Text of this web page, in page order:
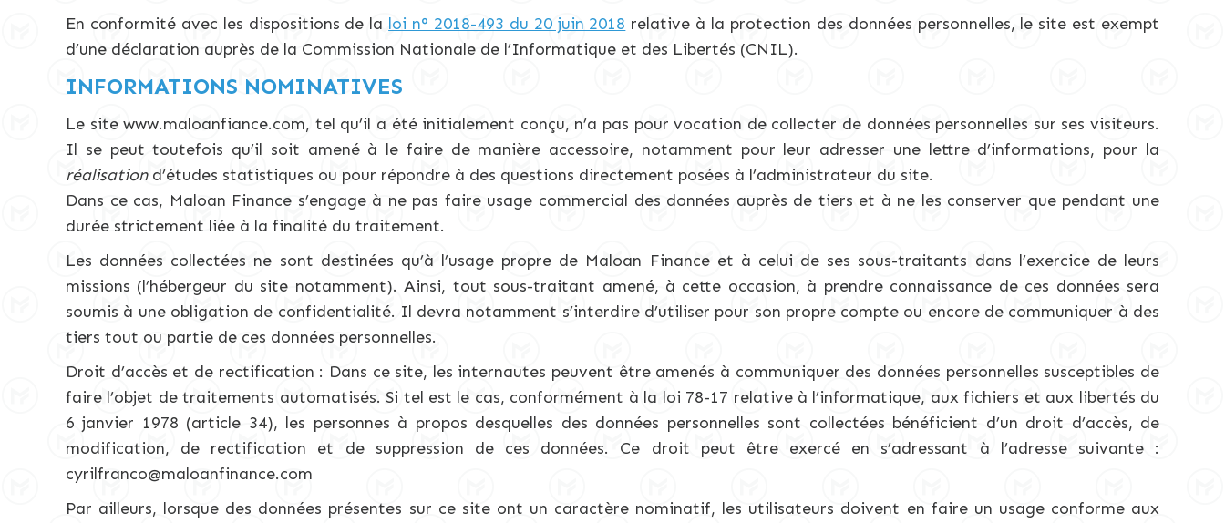
En conformité avec les dispositions de la loi n° 2018-493 du 20 juin 2018 relative à la protection des données personnelles, le site est exempt
d’une déclaration auprès de la Commission Nationale de l’Informatique et des Libertés (CNIL).
INFORMATIONS NOMINATIVES
Le site www.maloanfiance.com, tel qu’il a été initialement conçu, n’a pas pour vocation de collecter de données personnelles sur ses visiteurs.
Il se peut toutefois qu’il soit amené à le faire de manière accessoire, notamment pour leur adresser une lettre d’informations, pour la
réalisationd’études statistiques ou pour répondre à des questions directement posées à l’administrateur du site.
Dans ce cas, Maloan Finance s’engage à ne pas faire usage commercial des données auprès de tiers et à ne les conserver que pendant une
durée strictement liée à la finalité du traitement.
Les données collectées ne sont destinées qu’à l’usage propre de Maloan Finance et à celui de ses sous-traitants dans l’exercice de leurs
missions (l’hébergeur du site notamment). Ainsi, tout sous-traitant amené, à cette occasion, à prendre connaissance de ces données sera
soumis à une obligation de confidentialité. Il devra notamment s’interdire d’utiliser pour son propre compte ou encore de communiquer à des
tiers tout ou partie de ces données personnelles.
Droit d’accès et de rectification : Dans ce site, les internautes peuvent être amenés à communiquer des données personnelles susceptibles de
faire l’objet de traitements automatisés. Si tel est le cas, conformément à la loi 78-17 relative à l’informatique, aux fichiers et aux libertés du
6 janvier 1978 (article 34), les personnes à propos desquelles des données personnelles sont collectées bénéficient d’un droit d’accès, de
modification, de rectification et de suppression de ces données. Ce droit peut être exercé en s’adressant à l’adresse suivante :
cyrilfranco@maloanfinance.com
Par ailleurs, lorsque des données présentes sur ce site ont un caractère nominatif, les utilisateurs doivent en faire un usage conforme aux